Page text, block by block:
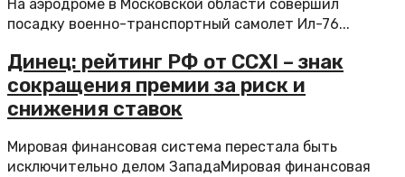
На аэродроме в Московской области совершил
посадку военно-транспортный самолет Ил-76...
Динец: рейтинг РФ от CCXI – знак
сокращения премии за риск и
снижения ставок
Мировая финансовая система перестала быть
исключительно делом ЗападаМировая финансовая